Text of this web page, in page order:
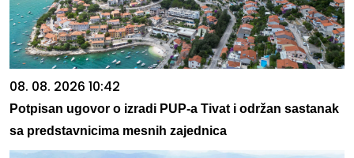
08. 08. 2026 10:42
Potpisan ugovor o izradi PUP-a Tivat i održan sastanak
sa predstavnicima mesnih zajednica